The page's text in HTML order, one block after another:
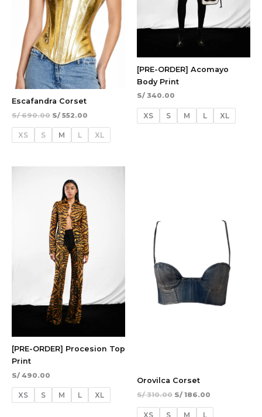
Escafandra Corset
S/690.00 S/ 552.00
XS S M L XL
[PRE-ORDER] Acomayo
Body Print
S/ 340.00
XS S M L XL
[PRE-ORDER] Procesion Top
Print
S/ 490.00
XS S M L XL
Orovilca Corset
S/310.00 S/ 186.00
XS S M L